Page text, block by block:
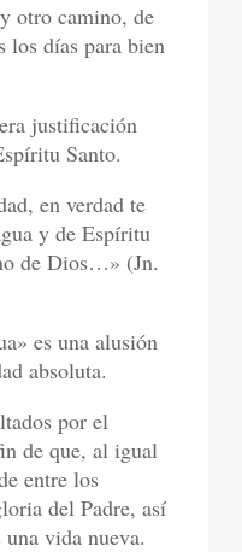
otro camino, de
los días para bien
justificación
Santo.
en verdad te
y de Espíritu
de Dios…» (Jn.
es una alusión
absoluta.
por el
de que, al igual
entre los
del Padre, así
vida nueva.